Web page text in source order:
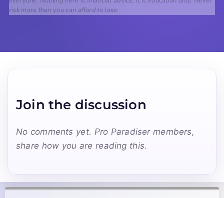
risk more than you can afford to lose.
Join the discussion
No comments yet. Pro Paradiser members,
share how you are reading this.